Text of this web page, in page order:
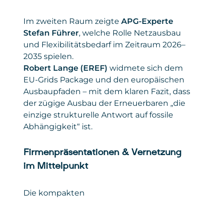
Im zweiten Raum zeigte APG-Experte
Stefan Führer, welche Rolle Netzausbau
und Flexibilitätsbedarf im Zeitraum 2026–
2035 spielen.
Robert Lange (EREF) widmete sich dem
EU-Grids Package und den europäischen
Ausbaupfaden – mit dem klaren Fazit, dass
der zügige Ausbau der Erneuerbaren „die
einzige strukturelle Antwort auf fossile
Abhängigkeit“ ist.
Firmenpräsentationen & Vernetzung
im Mittelpunkt
Die kompakten